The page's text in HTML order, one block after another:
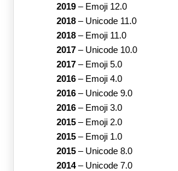
2019– Emoji 12.0
2018– Unicode 11.0
2018– Emoji 11.0
2017– Unicode 10.0
2017– Emoji 5.0
2016– Emoji 4.0
2016– Unicode 9.0
2016– Emoji 3.0
2015– Emoji 2.0
2015– Emoji 1.0
2015– Unicode 8.0
2014– Unicode 7.0